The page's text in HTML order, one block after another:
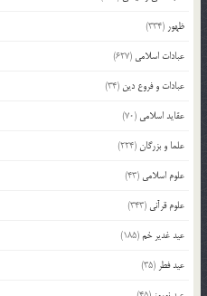
ظهور (334)
عبادات اسلامی (627)
عبادات و فروع دین (34)
عقاید اسلامی (70)
علما و بزرگان(224)
علوم اسلامی (43)
علوم قرآنی (343)
عید غدیر خم(185)
عید فطر (35)